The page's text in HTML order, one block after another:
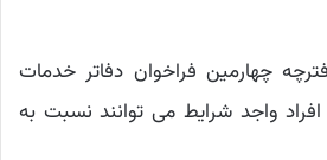
چهارمین فراخوان دفاتر خدمات
واجد شرایط می توانند نسبت به